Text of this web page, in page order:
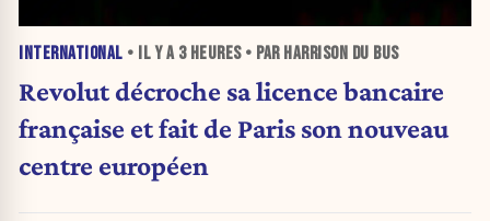
INTERNATIONAL • IL Y A 3 HEURES• PAR HARRISON DU BUS
Revolut décroche sa licence bancaire
française et fait de Paris son nouveau
centre européen